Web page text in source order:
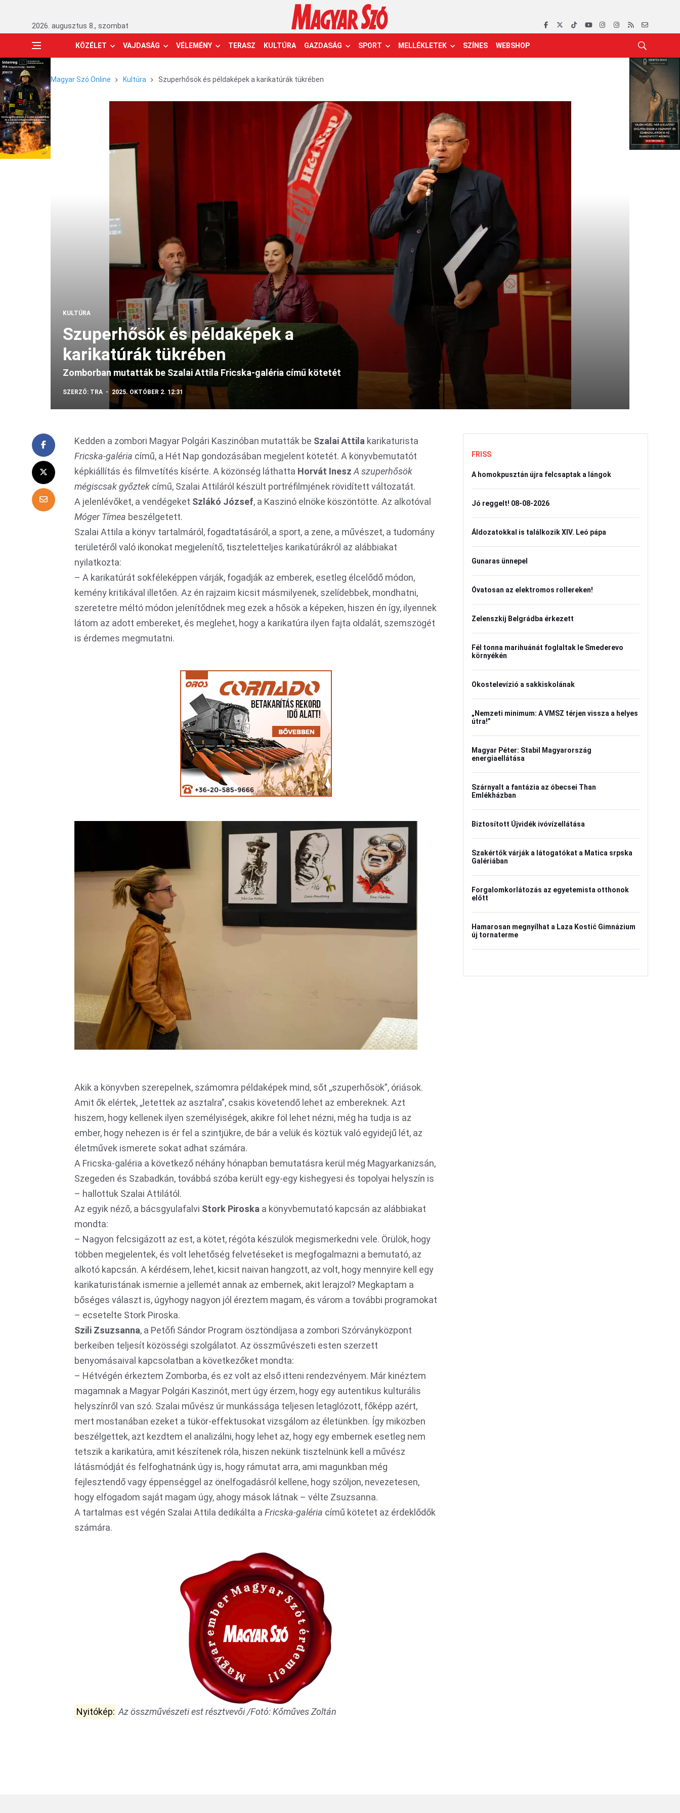
2026. augusztus 8., szombat
KÖZÉLET VAJDASÁG VÉLEMÉNY TERASZ KULTÚRA GAZDASÁG SPORT MELLÉKLETEK SZÍNES WEBSHOP
Magyar Szó Online Kultúra Szuperhősök és példaképek a karikatúrák tükrében
KULTÚRA
Szuperhősök és példaképek a
karikatúrák tükrében
Zomborban mutatták be Szalai Attila Fricska-galéria című kötetét
SZERZŐ: TRA 2025. OKTÓBER 2. 12:31
Kedden a zombori Magyar Polgári Kaszinóban mutatták be Szalai Attila karikaturista
Fricska-galéria című, a Hét Nap gondozásában megjelent kötetét. A könyvbemutatót
képkiállítás és filmvetítés kísérte. A közönség láthatta Horvát Inesz A szuperhősök
mégiscsak győztek című, Szalai Attiláról készült portréfilmjének rövidített változatát.
A jelenlévőket, a vendégeket Szlákó József, a Kaszinó elnöke köszöntötte. Az alkotóval
Móger Tímea beszélgetett.
Szalai Attila a könyv tartalmáról, fogadtatásáról, a sport, a zene, a művészet, a tudomány
területéről való ikonokat megjelenítő, tiszteletteljes karikatúrákról az alábbiakat
nyilatkozta:
– A karikatúrát sokféleképpen várják, fogadják az emberek, esetleg élcelődő módon,
kemény kritikával illetően. Az én rajzaim kicsit másmilyenek, szelídebbek, mondhatni,
szeretetre méltó módon jelenítődnek meg ezek a hősök a képeken, hiszen én így, ilyennek
látom az adott embereket, és meglehet, hogy a karikatúra ilyen fajta oldalát, szemszögét
is érdemes megmutatni.
Akik a könyvben szerepelnek, számomra példaképek mind, sőt ,,szuperhősök”, óriások.
Amit ők elértek, ,,letettek az asztalra”, csakis követendő lehet az embereknek. Azt
hiszem, hogy kellenek ilyen személyiségek, akikre föl lehet nézni, még ha tudja is az
ember, hogy nehezen is ér fel a szintjükre, de bár a velük és köztük való egyidejű lét, az
életművek ismerete sokat adhat számára.
A Fricska-galéria a következő néhány hónapban bemutatásra kerül még Magyarkanizsán,
Szegeden és Szabadkán, továbbá szóba került egy-egy kishegyesi és topolyai helyszín is
– hallottuk Szalai Attilától.
Az egyik néző, a bácsgyulafalvi Stork Piroska a könyvbemutató kapcsán az alábbiakat
mondta:
– Nagyon felcsigázott az est, a kötet, régóta készülök megismerkedni vele. Örülök, hogy
többen megjelentek, és volt lehetőség felvetéseket is megfogalmazni a bemutató, az
alkotó kapcsán. A kérdésem, lehet, kicsit naivan hangzott, az volt, hogy mennyire kell egy
karikaturistának ismernie a jellemét annak az embernek, akit lerajzol? Megkaptam a
bőséges választ is, úgyhogy nagyon jól éreztem magam, és várom a további programokat
– ecsetelte Stork Piroska.
Szili Zsuzsanna, a Petőfi Sándor Program ösztöndíjasa a zombori Szórványközpont
berkeiben teljesít közösségi szolgálatot. Az összművészeti esten szerzett
benyomásaival kapcsolatban a következőket mondta:
– Hétvégén érkeztem Zomborba, és ez volt az első itteni rendezvényem. Már kinéztem
magamnak a Magyar Polgári Kaszinót, mert úgy érzem, hogy egy autentikus kulturális
helyszínről van szó. Szalai művész úr munkássága teljesen letaglózott, főképp azért,
mert mostanában ezeket a tükör-effektusokat vizsgálom az életünkben. Így miközben
beszélgettek, azt kezdtem el analizálni, hogy lehet az, hogy egy embernek esetleg nem
tetszik a karikatúra, amit készítenek róla, hiszen nekünk tisztelnünk kell a művész
látásmódját és felfoghatnánk úgy is, hogy rámutat arra, ami magunkban még
fejlesztendő vagy éppenséggel az önelfogadásról kellene, hogy szóljon, nevezetesen,
hogy elfogadom saját magam úgy, ahogy mások látnak – vélte Zsuzsanna.
A tartalmas est végén Szalai Attila dedikálta a Fricska-galéria című kötetet az érdeklődők
számára.
Nyitókép: Az összművészeti est résztvevői /Fotó: Kőműves Zoltán
FRISS
A homokpusztán újra felcsaptak a lángok
Jó reggelt! 08-08-2026
Áldozatokkal is találkozik XIV. Leó pápa
Gunaras ünnepel
Óvatosan az elektromos rollereken!
Zelenszkij Belgrádba érkezett
Fél tonna marihuánát foglaltak le Smederevo
környékén
Okostelevízió a sakkiskolának
„Nemzeti minimum: A VMSZ térjen vissza a helyes
útra!”
Magyar Péter: Stabil Magyarország
energiaellátása
Szárnyalt a fantázia az óbecsei Than
Emlékházban
Biztosított Újvidék ivóvízellátása
Szakértők várják a látogatókat a Matica srpska
Galériában
Forgalomkorlátozás az egyetemista otthonok
előtt
Hamarosan megnyílhat a Laza Kostić Gimnázium
új tornaterme